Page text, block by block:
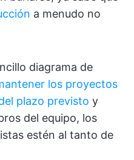
a menudo no
diagrama de
los proyectos
plazo previsto y
del equipo, los
estén al tanto de